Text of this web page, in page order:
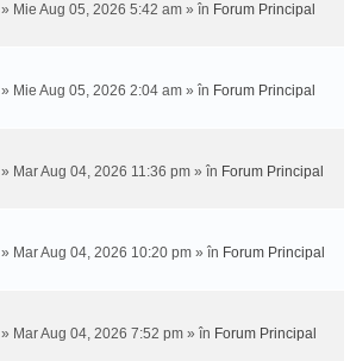
» Mie Aug 05, 2026 5:42 am » în Forum Principal
» Mie Aug 05, 2026 2:04 am » în Forum Principal
» Mar Aug 04, 2026 11:36 pm » în Forum Principal
» Mar Aug 04, 2026 10:20 pm » în Forum Principal
» Mar Aug 04, 2026 7:52 pm » în Forum Principal